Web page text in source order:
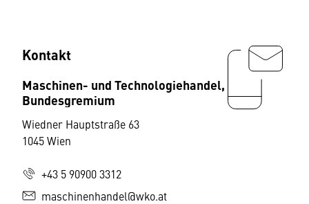
Kontakt
Maschinen- und Technologiehandel,
Bundesgremium
Wiedner Hauptstraße 63
1045 Wien
+43 5 90900 3312
maschinenhandel@wko.at